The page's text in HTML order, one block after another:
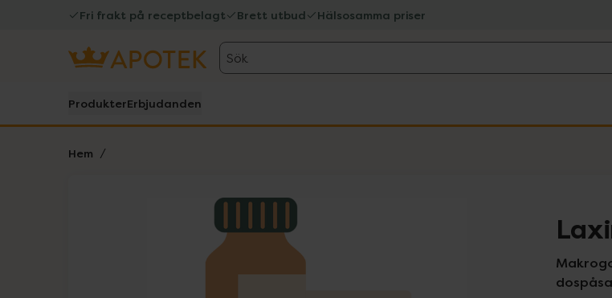
Fri frakt på receptbelagt Brett utbud Hälsosamma priser
Sök
ProdukterErbjudanden
Hem
Lista: . Innehåller 1 objekt.